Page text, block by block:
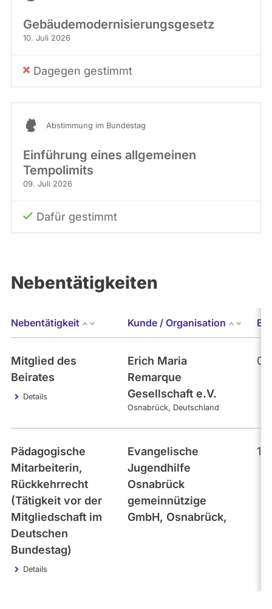
Gebäudemodernisierungsgesetz
10. Juli 2026
Dagegen gestimmt
Abstimmung im Bundestag
Einführung eines allgemeinen
Tempolimits
09. Juli 2026
Dafür gestimmt
Nebentätigkeiten
Nebentätigkeit Kunde / Organisation
Mitglied des
Beirates
Details
Erich Maria
Remarque
Gesellschaft e.V.
Osnabrück Deutschland
Pädagogische
Mitarbeiterin,
Rückkehrrecht
(Tätigkeit vor der
Mitgliedschaft im
Deutschen
Bundestag)
Details
Evangelische
Jugendhilfe
Osnabrück
gemeinnützige
GmbH, Osnabrück,